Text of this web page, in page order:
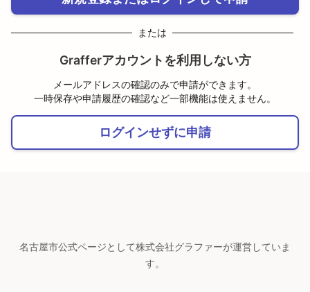
または
Grafferアカウントを利用しない方
メールアドレスの確認のみで申請ができます。
一時保存や申請履歴の確認など一部機能は使えません。
ログインせずに申請
名古屋市公式ページとして株式会社グラファーが運営していま
す。